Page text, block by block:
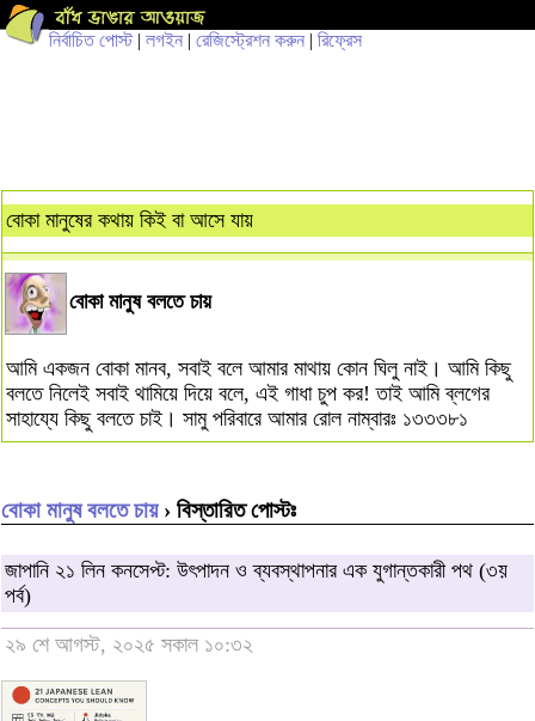
নির্বাচিত পোস্ট| লগইন | রেজিস্ট্রেশন করুন | রিফ্রেস
বোকা মানুষের কথায় কিই বা আসে যায়
বোকা মানুষ বলতে চায়
আমি একজন বোকা মানব, সবাই বলে আমার মাথায় কোন ঘিলু নাই। আমি কিছু
বলতে নিলেই সবাই থামিয়ে দিয়ে বলে, এই গাধা চুপ কর! তাই আমি ব্লগের
সাহায্যে কিছু বলতে চাই। সামু পরিবারে আমার রোল নাম্বারঃ ১৩৩৩৮১
বোকা মানুষ বলতে চায়› বিস্তারিত পোস্টঃ
জাপানি ২১ লিন কনসেপ্ট: উৎপাদন ও ব্যবস্থাপনার এক যুগান্তকারী পথ (৩য়
পর্ব)
২৯ শে আগস্ট, ২০২৫ সকাল ১০:৩২